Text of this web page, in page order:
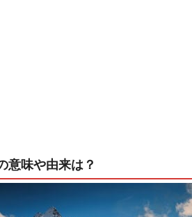
意味や由来は？